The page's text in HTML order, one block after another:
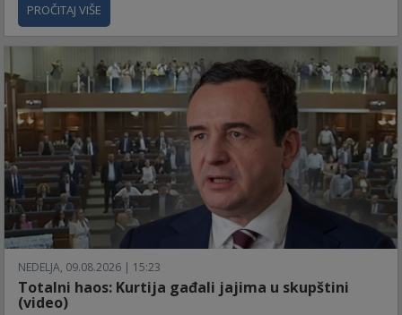
PROČITAJ VIŠE
NEDELJA, 09.08.2026 | 15:23
Totalni haos: Kurtija gađali jajima u skupštini
(video)